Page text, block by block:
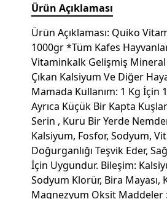
Ürün Açıklaması
Ürün Açıklaması: Quiko
1000gr *Tüm Kafes
Vitaminkalk Gelişmiş
Çıkan Kalsiyum Ve Diğer
Mamada Kullanım: 1 Kg İçin
Ayrıca Küçük Bir Kapta
Serin , Kuru Bir Yerde
Kalsiyum, Fosfor, Sodyum,
Doğurganlığı Teşvik Eder,
İçin Uygundur. Bileşim:
Sodyum Klorür, Bira
Magnezyum Oksit Maddeler